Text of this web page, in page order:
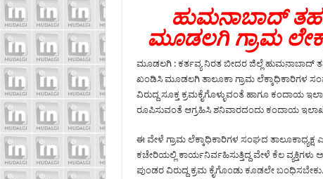
ಹುಮನಾಬಾದ್
ಮೂಡಲಗಿ ಗ್ರಾಮ
ಮೂಡಲಗಿ : ಕರ್ತವ್ಯ ನಿರತ ಬೀದರ ಜಿಲ್ಲೆ ಹುಮನಾಬಾದ್
ಖಂಡಿಸಿ ಮೂಡಲಗಿ ತಾಲೂಕಾ ಗ್ರಾಮ ಲೆಕ್ಕಾಧಿಕಾರಿಗಳ
ವಿರುದ್ದ ಸೂಕ್ತ ಕ್ರಮಕೈಗೊಳ್ಳುವಂತೆ ಹಾಗೂ ಕಂದಾಯ
ರೂಪಿಸುವಂತೆ ಆಗ್ರಹಿಸಿ ಶನಿವಾರದಂದು ಕಂದಾಯ
ಈ ವೇಳೆ ಗ್ರಾಮ ಲೆಕ್ಕಾಧಿಕಾರಿಗಳ ಸಂಘದ
ಕಚೇರಿಯಲ್ಲಿ ಕಾರ್ಯನಿರ್ವಹಿಸುತ್ತಿದ್ದ ವೇಳೆ ಕೆಲ
ಪುಂಡರ ವಿರುದ್ದ ಕ್ರಮ ಕೈಗೊಂಡು ಕೂಡಲೇ